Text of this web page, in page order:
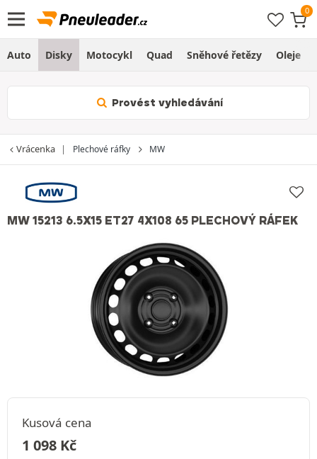
Auto Disky Motocykl Quad Sněhové řetězy Oleje
Provést vyhledávání
Vrácenka Plechové ráfky MW
MW 15213 6.5X15 ET27 4X108 65 PLECHOVÝ RÁFEK
Kusová cena
1 098 Kč